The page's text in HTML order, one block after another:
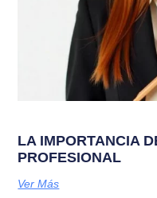
LA IMPORTANCIA
PROFESIONAL
Ver Más